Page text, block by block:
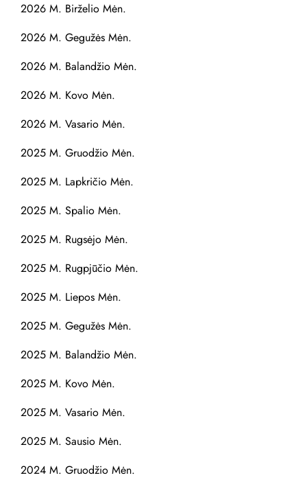
2026 M. Birželio Mėn.
2026 M. Gegužės Mėn.
2026 M. Balandžio Mėn.
2026 M. Kovo Mėn.
2026 M. Vasario Mėn.
2025 M. Gruodžio Mėn.
2025 M. Lapkričio Mėn.
2025 M. Spalio Mėn.
2025 M. Rugsėjo Mėn.
2025 M. Rugpjūčio Mėn.
2025 M. Liepos Mėn.
2025 M. Gegužės Mėn.
2025 M. Balandžio Mėn.
2025 M. Kovo Mėn.
2025 M. Vasario Mėn.
2025 M. Sausio Mėn.
2024 M. Gruodžio Mėn.